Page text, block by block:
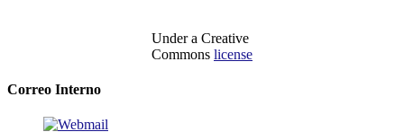
Under a Creative
Commons license
Correo Interno